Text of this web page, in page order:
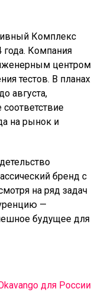
Комплекс
Компания
центром
тестов. В планах
августа,
на рынок и
бренд с
на ряд задач
—
будущее для
для России